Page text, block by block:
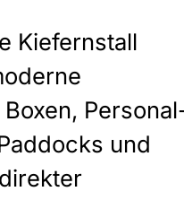
Kiefernstall
und